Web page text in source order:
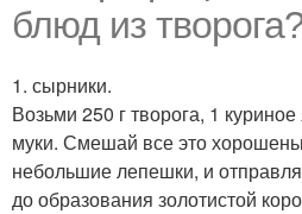
блюд из
1. сырники.
Возьми 250 г творога, 1
муки. Смешай все это
небольшие лепешки, и
до образования золотистой